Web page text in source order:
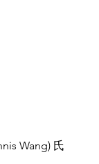
Wang) 氏